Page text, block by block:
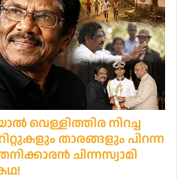
വെള്ളിത്തിര നിറച്ച
താരങ്ങളും പിറന്ന
ചിന്നസ്വാമി